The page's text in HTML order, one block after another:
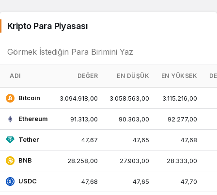
Kripto Para Piyasası
ADI DEĞER EN DÜŞÜK EN YÜKSEK
Bitcoin 3.094.918,00 3.058.563,00 3.115.216,00
Ethereum 91.313,00 90.303,00 92.277,00
Tether 47,67 47,65 47,68
BNB 28.258,00 27.903,00 28.333,00
USDC 47,68 47,65 47,70